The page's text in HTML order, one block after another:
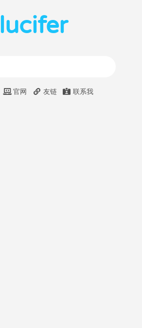
lucifer
官网 友链 联系我